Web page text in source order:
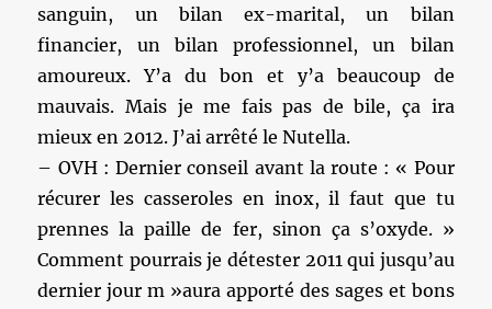
sanguin, un bilan ex-marital, un bilan
financier, un bilan professionnel, un bilan
amoureux. Y’a du bon et y’a beaucoup de
mauvais. Mais je me fais pas de bile, ça ira
mieux en 2012. J’ai arrêté le Nutella.
– OVH : Dernier conseil avant la route : « Pour
récurer les casseroles en inox, il faut que tu
prennes la paille de fer, sinon ça s’oxyde. »
Comment pourrais je détester 2011 qui jusqu’au
dernier jour m »aura apporté des sages et bons